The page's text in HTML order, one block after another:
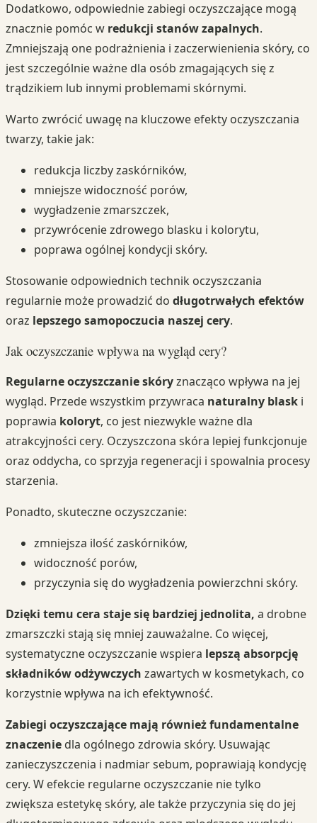
Dodatkowo, odpowiednie zabiegi oczyszczające mogą
znacznie pomóc w redukcji stanów zapalnych.
Zmniejszają one podrażnienia i zaczerwienienia skóry, co
jest szczególnie ważne dla osób zmagających się z
trądzikiem lub innymi problemami skórnymi.
Warto zwrócić uwagę na kluczowe efekty oczyszczania
twarzy, takie jak:
redukcja liczby zaskórników,
mniejsze widoczność porów,
wygładzenie zmarszczek,
przywrócenie zdrowego blasku i kolorytu,
poprawa ogólnej kondycji skóry.
Stosowanie odpowiednich technik oczyszczania
regularnie może prowadzić do długotrwałych efektów
oraz lepszego samopoczucia naszej cery.
Jak oczyszczanie wpływa na wygląd cery?
Regularne oczyszczanie skóryznacząco wpływa na jej
wygląd. Przede wszystkim przywraca naturalny blask i
poprawia koloryt, co jest niezwykle ważne dla
atrakcyjności cery. Oczyszczona skóra lepiej funkcjonuje
oraz oddycha, co sprzyja regeneracji i spowalnia procesy
starzenia.
Ponadto, skuteczne oczyszczanie:
zmniejsza ilość zaskórników,
widoczność porów,
przyczynia się do wygładzenia powierzchni skóry.
Dzięki temu cera staje się bardziej jednolita, a drobne
zmarszczki stają się mniej zauważalne. Co więcej,
systematyczne oczyszczanie wspiera lepszą absorpcję
składników odżywczych zawartych w kosmetykach, co
korzystnie wpływa na ich efektywność.
Zabiegi oczyszczające mają również fundamentalne
znaczenie dla ogólnego zdrowia skóry. Usuwając
zanieczyszczenia i nadmiar sebum, poprawiają kondycję
cery. W efekcie regularne oczyszczanie nie tylko
zwiększa estetykę skóry, ale także przyczynia się do jej